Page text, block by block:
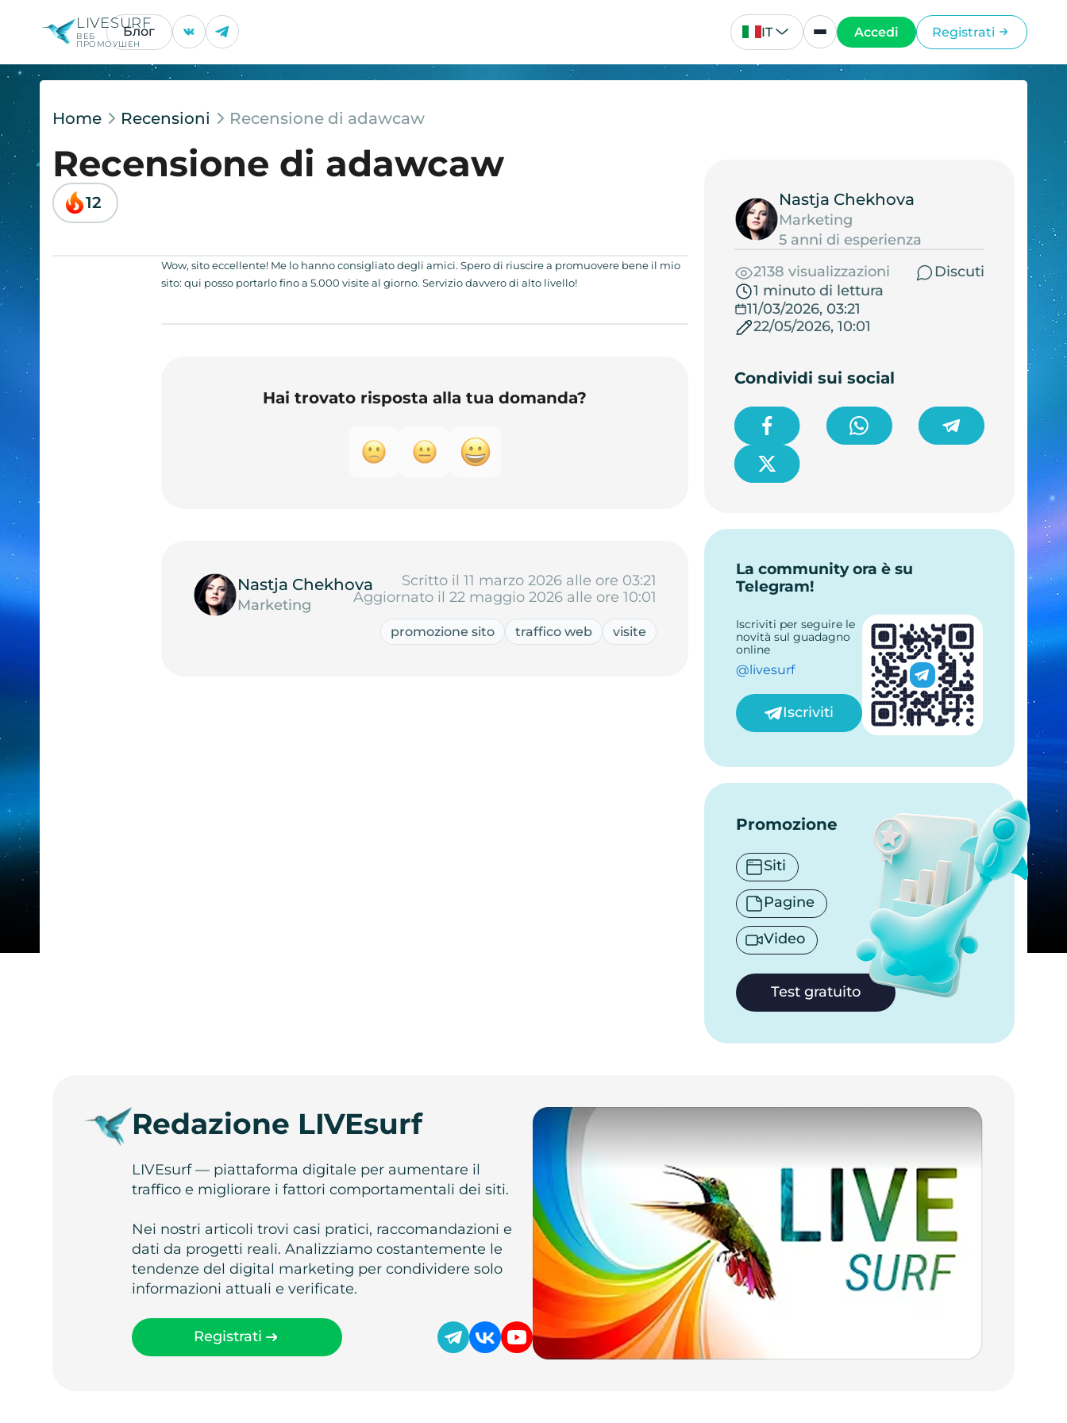
LIVESURF
ВЕБ
ПРОМОУШЕН
Блог IT Accedi Registrati
Home Recensioni Recensione di adawcaw
Recensione di adawcaw
12
Wow, sito eccellente! Me lo hanno consigliato degli amici. Spero di riuscire a promuovere bene il mio
sito: qui posso portarlo fino a 5.000 visite al giorno. Servizio davvero di alto livello!
Hai trovato risposta alla tua domanda?
Nastja Chekhova
Marketing
Scritto il 11 marzo 2026 alle ore 03:21
Aggiornato il 22 maggio 2026 alle ore 10:01
promozione sito traffico web visite
Nastja Chekhova
Marketing
5 anni di esperienza
2138 visualizzazioni
Discuti
1 minuto di lettura
11/03/2026, 03:21
22/05/2026, 10:01
Condividi sui social
La community ora è su
Telegram!
Iscriviti per seguire le
novità sul guadagno
online
@livesurf
Iscriviti
Promozione
Siti
Pagine
Video
Test gratuito
Redazione LIVEsurf
LIVEsurf — piattaforma digitale per aumentare il
traffico e migliorare i fattori comportamentali dei siti.
Nei nostri articoli trovi casi pratici, raccomandazioni e
dati da progetti reali. Analizziamo costantemente le
tendenze del digital marketing per condividere solo
informazioni attuali e verificate.
Registrati